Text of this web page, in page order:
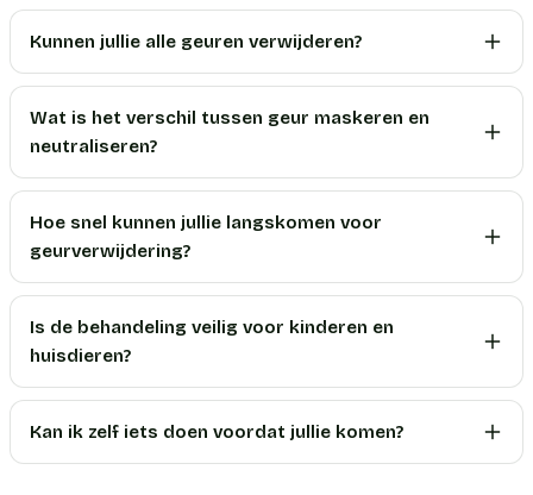
Kunnen jullie alle geuren verwijderen?
Wat is het verschil tussen geur maskeren en
neutraliseren?
Hoe snel kunnen jullie langskomen voor
geurverwijdering?
Is de behandeling veilig voor kinderen en
huisdieren?
Kan ik zelf iets doen voordat jullie komen?